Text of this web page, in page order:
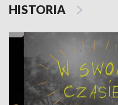
HISTORIA